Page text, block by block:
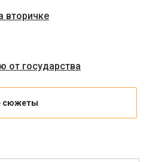
вторичке
от государства
сюжеты